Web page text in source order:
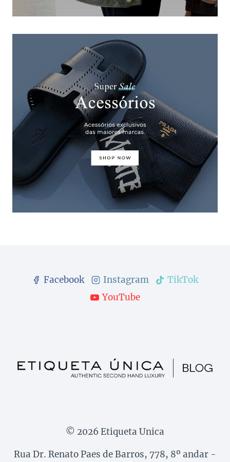
Facebook Instagram
TikTok
YouTube
© 2026 Etiqueta Unica
Rua Dr. Renato Paes de Barros, 778, 8º andar -